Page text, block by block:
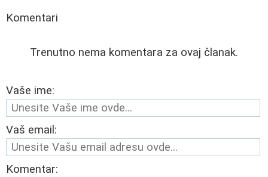
Komentari
Trenutno nema komentara za ovaj članak.
Vaše ime:
Vaš email:
Komentar: